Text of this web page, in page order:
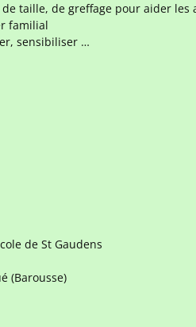
taille, de greffage pour aider les
familial
sensibiliser …
de St Gaudens
(Barousse)